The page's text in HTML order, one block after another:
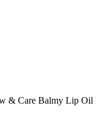
& Сare Balmy Lip